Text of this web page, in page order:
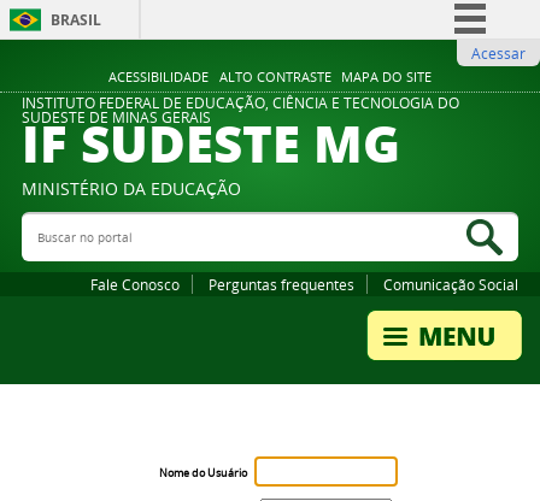
ACESSIBILIDADE ALTO CONTRASTE MAPA DO SITE
BRASIL
Comunica BR
Participe
Legislação
Acessar
INSTITUTO FEDERAL DE EDUCAÇÃO, CIÊNCIA E TECNOLOGIA DO
SUDESTE DE MINAS GERAIS
IF SUDESTE MG
MINISTÉRIO DA EDUCAÇÃO
Buscar no portal
Fale Conosco Perguntas frequentes Comunicação Social
Nome do Usuário